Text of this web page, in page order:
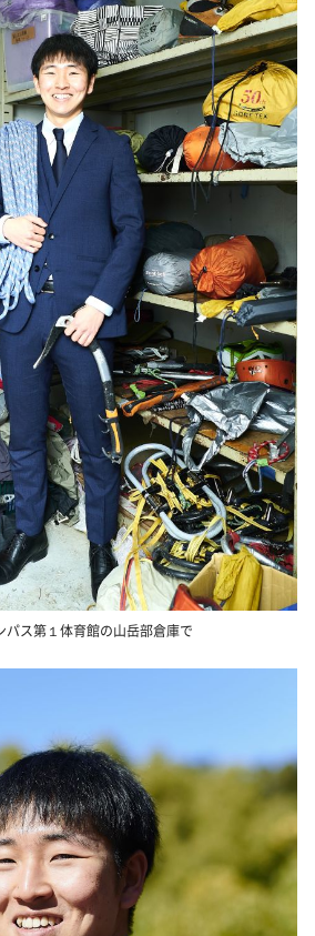
パス第１体育館の山岳部倉庫で